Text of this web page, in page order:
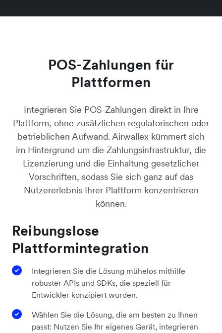
POS-Zahlungen für
Plattformen
Integrieren Sie POS-Zahlungen direkt in Ihre
Plattform, ohne zusätzlichen regulatorischen oder
betrieblichen Aufwand. Airwallex kümmert sich
im Hintergrund um die Zahlungsinfrastruktur, die
Lizenzierung und die Einhaltung gesetzlicher
Vorschriften, sodass Sie sich ganz auf das
Nutzererlebnis Ihrer Plattform konzentrieren
können.
Reibungslose
Plattformintegration
Integrieren Sie die Lösung mühelos mithilfe
robuster APIs und SDKs, die speziell für
Entwickler konzipiert wurden.
Wählen Sie die Lösung, die am besten zu Ihnen
passt: Nutzen Sie Ihr eigenes Gerät, integrieren